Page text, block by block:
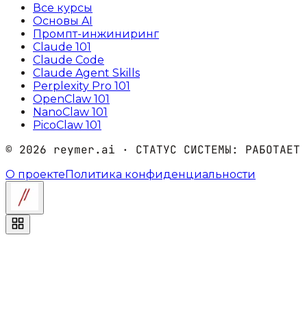
Все курсы
Основы AI
Промпт-инжиниринг
Claude 101
Claude Code
Claude Agent Skills
Perplexity Pro 101
OpenClaw 101
NanoClaw 101
PicoClaw 101
© 2026 reymer.ai · СТАТУС СИСТЕМЫ: РАБОТАЕТ
О проектеПолитика конфиденциальности